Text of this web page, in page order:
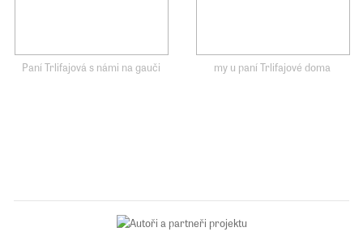
Paní Trlifajová s námi na gauči my u paní Trlifajové doma